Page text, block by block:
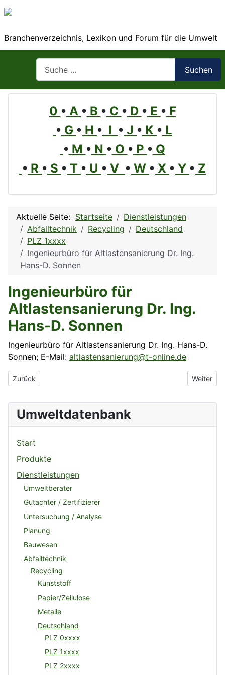
Branchenverzeichnis, Lexikon und Forum für die Umwelt
Suchen
0 • A • B • C • D • E • F
• G • H • I • J • K • L
• M • N • O • P • Q
• R • S • T • U • V • W • X • Y • Z
Aktuelle Seite: Startseite
Dienstleistungen
Abfalltechnik
Recycling
Deutschland
PLZ 1xxxx
Ingenieurbüro für Altlastensanierung Dr. Ing.
Hans-D. Sonnen
Ingenieurbüro für
Altlastensanierung Dr. Ing.
Hans-D. Sonnen
Ingenieurbüro für Altlastensanierung Dr. Ing. Hans-D.
Sonnen; E-Mail: altlastensanierung@t-online.de
Vorheriger Beitrag: INFU Institut für Umwelttechnik GmbH
Zurück Nächster
Weiter
Umweltdatenbank
Start
Produkte
Dienstleistungen
Umweltberater
Gutachter / Zertifizierer
Untersuchung / Analyse
Planung
Bauwesen
Abfalltechnik
Recycling
Kunststoff
Papier/Zellulose
Metalle
Deutschland
PLZ 0xxxx
PLZ 1xxxx
PLZ 2xxxx